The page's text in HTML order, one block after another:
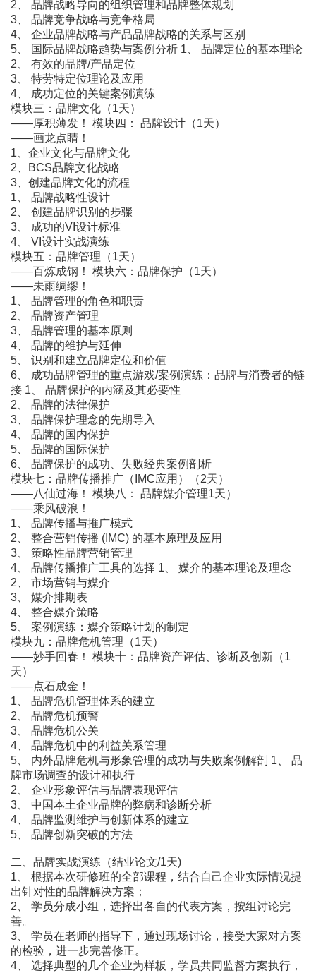
2、 品牌战略导向的组织管理和品牌整体规划
3、 品牌竞争战略与竞争格局
4、 企业品牌战略与产品品牌战略的关系与区别
5、 国际品牌战略趋势与案例分析 1、 品牌定位的基本理论
2、 有效的品牌/产品定位
3、 特劳特定位理论及应用
4、 成功定位的关键案例演练
模块三：品牌文化（1天）
――厚积薄发！ 模块四： 品牌设计（1天）
――画龙点睛！
1、企业文化与品牌文化
2、BCS品牌文化战略
3、创建品牌文化的流程
1、 品牌战略性设计
2、 创建品牌识别的步骤
3、 成功的VI设计标准
4、 VI设计实战演练
模块五：品牌管理（1天）
――百炼成钢！ 模块六：品牌保护（1天）
――未雨绸缪！
1、 品牌管理的角色和职责
2、 品牌资产管理
3、 品牌管理的基本原则
4、 品牌的维护与延伸
5、 识别和建立品牌定位和价值
6、 成功品牌管理的重点游戏/案例演练：品牌与消费者的链
接 1、 品牌保护的内涵及其必要性
2、 品牌的法律保护
3、 品牌保护理念的先期导入
4、 品牌的国内保护
5、 品牌的国际保护
6、 品牌保护的成功、失败经典案例剖析
模块七：品牌传播推广（IMC应用）（2天）
――八仙过海！ 模块八： 品牌媒介管理1天）
――乘风破浪！
1、 品牌传播与推广模式
2、 整合营销传播 (IMC) 的基本原理及应用
3、 策略性品牌营销管理
4、 品牌传播推广工具的选择 1、 媒介的基本理论及理念
2、 市场营销与媒介
3、 媒介排期表
4、 整合媒介策略
5、 案例演练：媒介策略计划的制定
模块九：品牌危机管理（1天）
――妙手回春！ 模块十：品牌资产评估、诊断及创新（1
天）
――点石成金！
1、 品牌危机管理体系的建立
2、 品牌危机预警
3、 品牌危机公关
4、 品牌危机中的利益关系管理
5、 内外品牌危机与形象管理的成功与失败案例解剖 1、 品
牌市场调查的设计和执行
2、 企业形象评估与品牌表现评估
3、 中国本土企业品牌的弊病和诊断分析
4、 品牌监测维护与创新体系的建立
5、 品牌创新突破的方法
二、品牌实战演练（结业论文/1天)
1、 根据本次研修班的全部课程，结合自己企业实际情况提
出针对性的品牌解决方案；
2、 学员分成小组，选择出各自的代表方案，按组讨论完
善。
3、 学员在老师的指导下，通过现场讨论，接受大家对方案
的检验，进一步完善修正。
4、 选择典型的几个企业为样板，学员共同监督方案执行，